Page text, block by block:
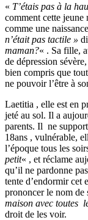
« T’étais pas à la
comment cette jeune
comme une
n’était pas tactile »
maman?« . Sa fille,
de dépression sévère,
bien compris que
ne pouvoir l’être à
Laetitia , elle est en
jeté au sol. Il a
parents. Il ne
18ans , vulnérable,
l’époque tous les
petit« , et réclame
qu’il ne pardonne
tente d’endormir cet
prononcer le nom de
maison avec toutes
droit de les voir.